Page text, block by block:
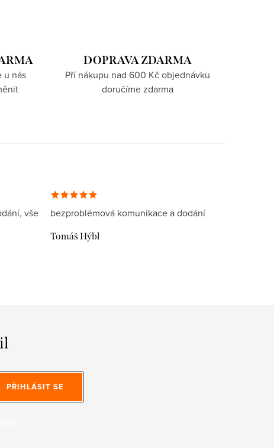
u nás
DOPRAVA ZDARMA
Pří nákupu nad 600 Kč objednávku
doručíme zdarma
vše
bezproblémová komunikace a dodání
Tomáš Hýbl
PŘIHLÁSIT SE